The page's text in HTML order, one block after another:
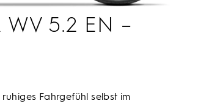
WV 5.2 EN –
Fahrgefühl selbst im